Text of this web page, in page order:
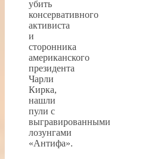
убить
консервативного
активиста
и
сторонника
американского
президента
Чарли
Кирка,
нашли
пули с
выгравированными
лозунгами
«Антифа».